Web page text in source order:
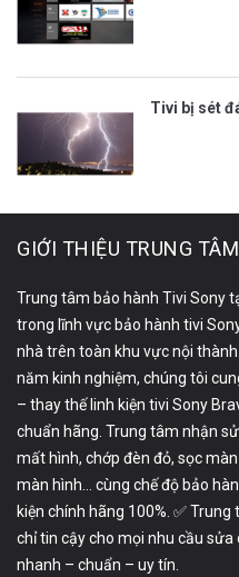
Tivi bị sét
GIỚI THIỆU TRUNG TÂM
Trung tâm bảo hành Tivi Sony
trong lĩnh vực bảo hành tivi
nhà trên toàn khu vực nội
năm kinh nghiệm, chúng tôi
– thay thế linh kiện tivi Sony
chuẩn hãng. Trung tâm nhận
mất hình, chớp đèn đỏ, sọc
màn hình… cùng chế độ bảo
kiện chính hãng 100%. ✅
chỉ tin cậy cho mọi nhu cầu
nhanh – chuẩn – uy tín.